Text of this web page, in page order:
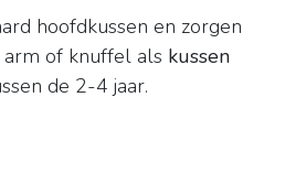
hoofdkussen en zorgen
of knuffel als kussen
de 2-4 jaar.